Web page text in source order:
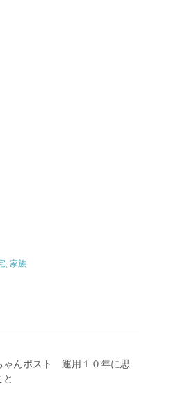
, 家族
ゃんポスト 運用１０年に思
と